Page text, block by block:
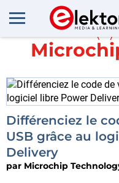
Différenciez le
USB grâce au
Delivery
par Microchip